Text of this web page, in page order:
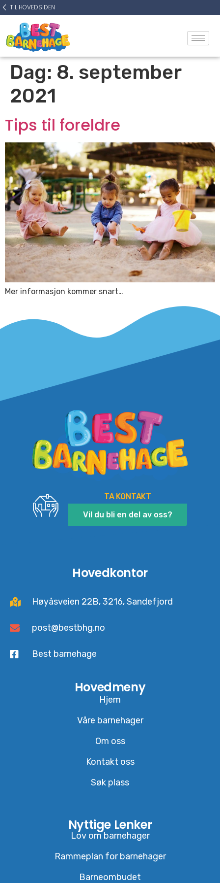
TIL HOVEDSIDEN
Dag: 8. september
2021
Tips til foreldre
Mer informasjon kommer snart…
TA KONTAKT
Vil du bli en del av oss?
Hovedkontor
Høyåsveien 22B, 3216, Sandefjord
post@bestbhg.no
Best barnehage
Hovedmeny
Hjem
Våre barnehager
Om oss
Kontakt oss
Søk plass
Nyttige Lenker
Lov om barnehager
Rammeplan for barnehager
Barneombudet